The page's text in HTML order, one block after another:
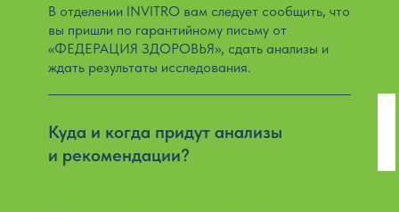
В отделении INVITRO вам следует сообщить, что
вы пришли по гарантийному письму от
«ФЕДЕРАЦИЯ ЗДОРОВЬЯ», сдать анализы и
ждать результаты исследования.
Куда и когда придут анализы
и рекомендации?